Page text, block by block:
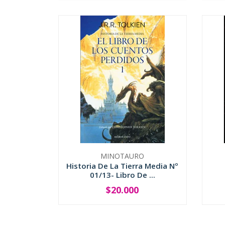
MINOTAURO
Historia De La Tierra Media Nº
01/13- Libro De ...
+
$20.000